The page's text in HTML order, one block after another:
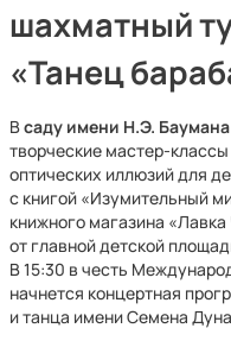
шахматный
«Танец
Всаду имени Н.Э. Баумана
творческие мастер-
оптических иллюзий для
с книгой «Изумительный
книжного магазина
от главной детской
В 15:30 в честь
начнется концертная
и танца имени Семена